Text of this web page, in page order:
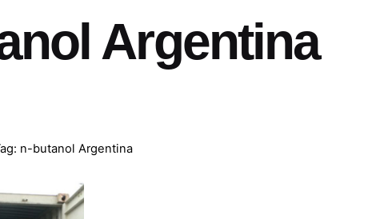
Argentina
n-butanol Argentina